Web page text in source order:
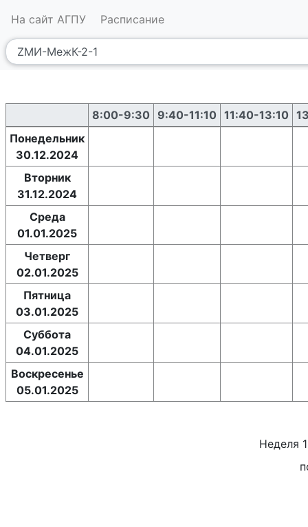
На сайт АГПУ Расписание
8:00-9:30 9:40-11:10 11:40-13:10
Понедельник
30.12.2024
Вторник
31.12.2024
Среда
01.01.2025
Четверг
02.01.2025
Пятница
03.01.2025
Суббота
04.01.2025
Воскресенье
05.01.2025
Неделя